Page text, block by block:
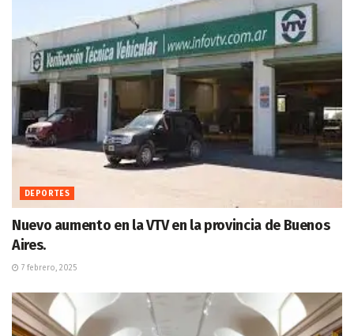
DEPORTES
Nuevo aumento en la VTV en la provincia de Buenos
Aires.
7 febrero, 2025